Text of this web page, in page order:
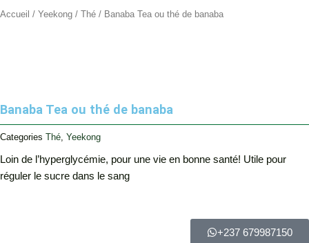
Accueil / Yeekong / Thé / Banaba Tea ou thé de banaba
Banaba Tea ou thé de banaba
Categories Thé Yeekong
Loin de l’hyperglycémie, pour une vie en bonne santé! Utile pour
réguler le sucre dans le sang
+237 679987150